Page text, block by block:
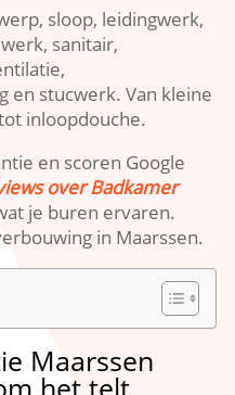
sloop, leidingwerk,
sanitair,
en stucwerk.​ Van kleine
inloopdouche.​
en scoren Google
over Badkamer
je buren ervaren.​
in Maarssen.​
Maarssen
het telt